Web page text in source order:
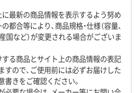
に最新の商品情報を表示するよう努め
都合等により、商品規格・仕様（容量、
国など）が変更される場合がございま
する商品とサイト上の商品情報の表記
すので、ご使用前には必ずお届けした
きをご確認ください。